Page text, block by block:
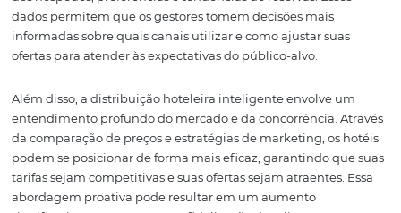
A distribuição hoteleira inteligente refere-se ao uso de
tecnologias e dados para otimizar a presença de um
diferentes canais de venda. Isso não apenas inclui a
base no perfil dos hóspedes e nas metas comerciais do
abordagem se concentra em maximizar a receita,
custos e aumentando a taxa de ocupação.
Um dos principais componentes desta estratégia é a